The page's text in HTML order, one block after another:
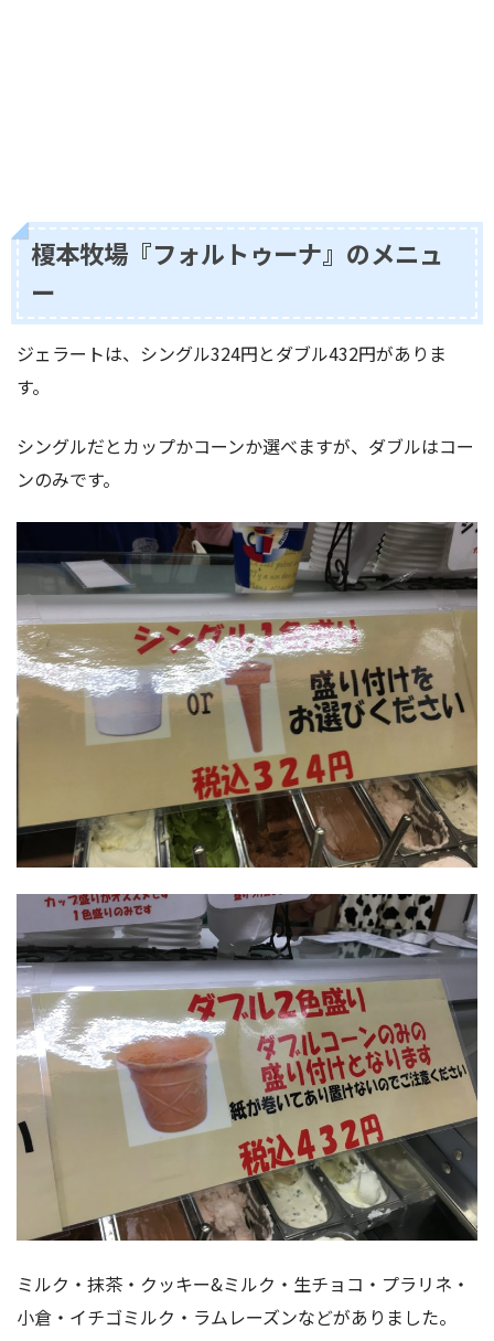
榎本牧場『フォルトゥーナ』のメニュ
ー
ジェラートは、シングル324円とダブル432円がありま
す。
シングルだとカップかコーンか選べますが、ダブルはコー
ンのみです。
ミルク・抹茶・クッキー&ミルク・生チョコ・プラリネ・
小倉・イチゴミルク・ラムレーズンなどがありました。